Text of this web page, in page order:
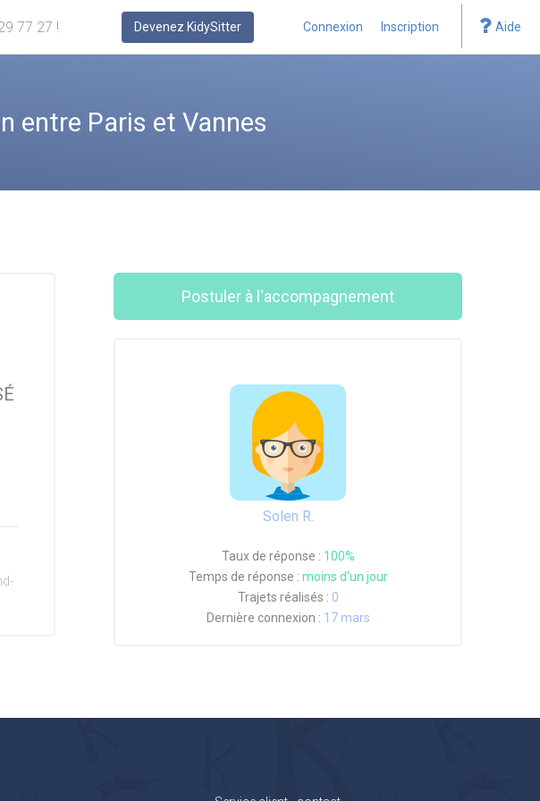
77 27 ! Devenez KidySitter Connexion Inscription Aide
entre Paris et Vannes
Postuler à l'accompagnement
Solen R.
Taux de réponse : 100%
Temps de réponse : moins d'un jour
Trajets réalisés : 0
Dernière connexion : 17 mars